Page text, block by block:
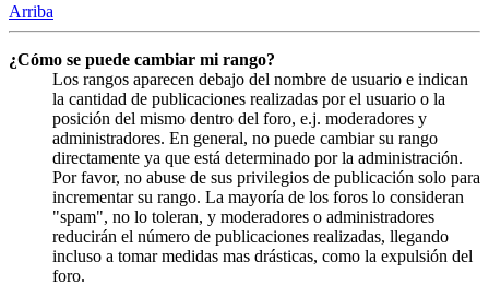
Arriba
¿Cómo se puede cambiar mi rango?
Los rangos aparecen debajo del nombre de usuario e indican
la cantidad de publicaciones realizadas por el usuario o la
posición del mismo dentro del foro, e.j. moderadores y
administradores. En general, no puede cambiar su rango
directamente ya que está determinado por la administración.
Por favor, no abuse de sus privilegios de publicación solo para
incrementar su rango. La mayoría de los foros lo consideran
"spam", no lo toleran, y moderadores o administradores
reducirán el número de publicaciones realizadas, llegando
incluso a tomar medidas mas drásticas, como la expulsión del
foro.